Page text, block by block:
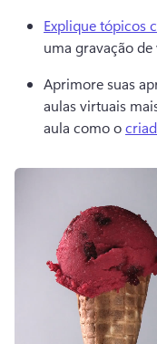
Explique tópicos
uma gravação
Aprimore suas
aulas virtuais
aula como o